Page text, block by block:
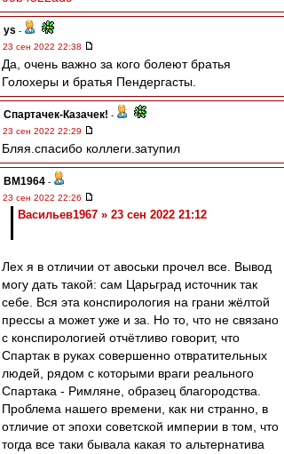
ys -
23 сен 2022 22:38
Да, очень важно за кого болеют братья
Голохеры и братья Пендергасты.
Спартачек-Казачек! -
23 сен 2022 22:29
Бляя.спасибо коллеги.затупил
BM1964 -
23 сен 2022 22:26
Васильев1967 » 23 сен 2022 21:12
Лех я в отличии от авоськи прочел все. Вывод
могу дать такой: сам Царьград источник так
себе. Вся эта конспирология на грани жёлтой
прессы а может уже и за. Но то, что не связано
с конспирологией отчётливо говорит, что
Спартак в руках совершенно отвратительных
людей, рядом с которыми враги реального
Спартака - Римляне, образец благородства.
Проблема нашего времени, как ни странно, в
отличие от эпохи советской империи в том, что
тогда все таки бывала какая то альтернатива